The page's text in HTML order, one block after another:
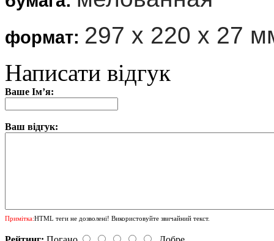
формат: 297 х 220 х 27
Написати відгук
Ваше Ім’я:
Ваш відгук:
Примітка:HTML теги не дозволені! Використовуйте звичайний текст.